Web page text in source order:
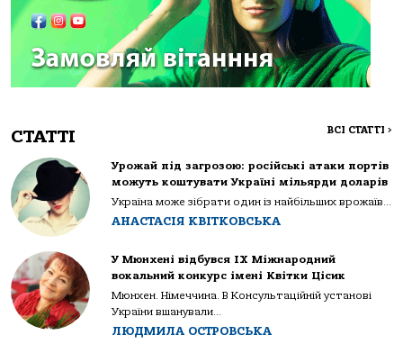
СТАТТІ ВСІ СТАТТІ >
Урожай під загрозою: російські атаки портів
можуть коштувати Україні мільярди доларів
Україна може зібрати один із найбільших врожаїв...
АНАСТАСІЯ КВІТКОВСЬКА
У Мюнхені відбувся IX Міжнародний
вокальний конкурс імені Квітки Цісик
Мюнхен. Німеччина. В Консультаційній установі
України вшанували...
ЛЮДМИЛА ОСТРОВСЬКА